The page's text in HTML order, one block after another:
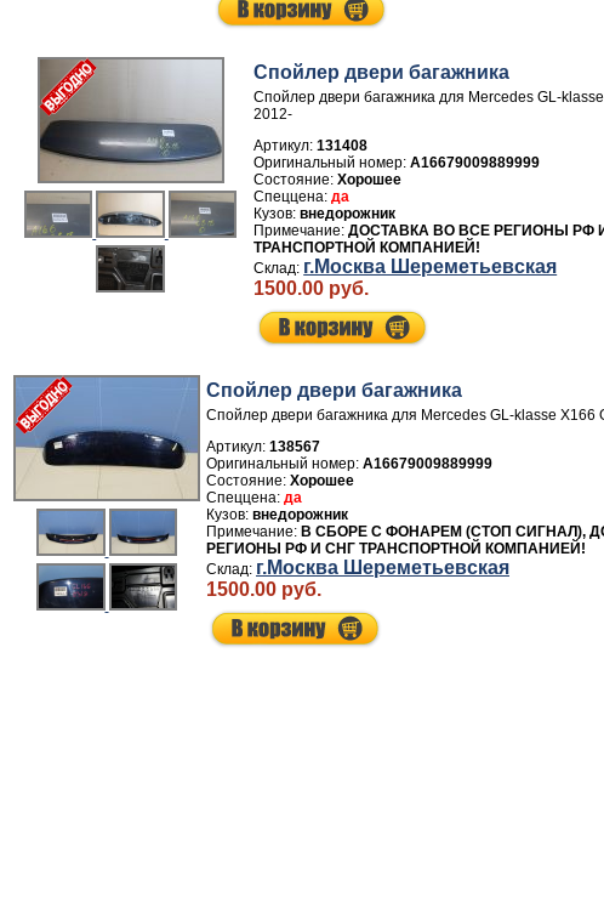
Спойлер двери багажника
Спойлер двери багажника для Mercedes GL-
2012-
Артикул:131408
A16679009889999
Хорошее
да
внедорожник
ДОСТАВКА ВО ВСЕ РЕГИОНЫ РФ
ТРАНСПОРТНОЙ КОМПАНИЕЙ!
г.Москва Шереметьевская
1500.00 руб.
Спойлер двери багажника
Спойлер двери багажника для Mercedes GL-klasse X166
Артикул: 138567
A16679009889999
Хорошее
да
внедорожник
В СБОРЕ С ФОНАРЕМ (СТОП СИГНАЛ),
РЕГИОНЫ РФ И СНГ ТРАНСПОРТНОЙ КОМПАНИЕЙ!
г.Москва Шереметьевская
1500.00 руб.